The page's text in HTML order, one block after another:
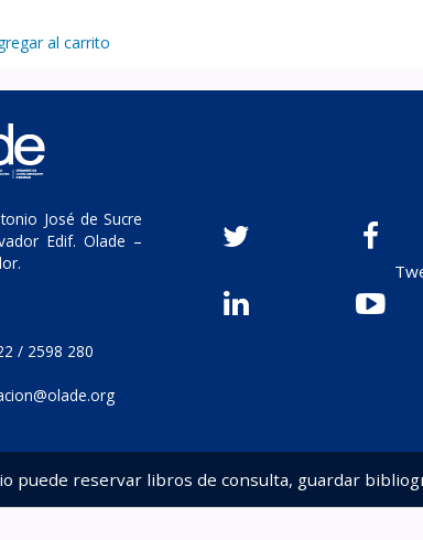
al carrito
José de Sucre
Edif. Olade –
/ 2598 280
puede reservar libros de consulta, guardar